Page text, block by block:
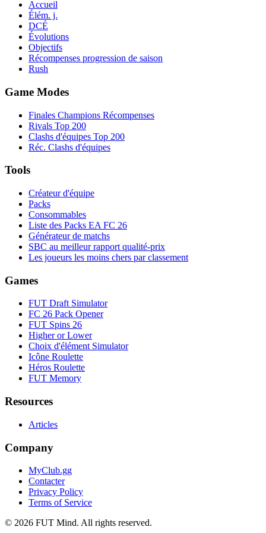
Accueil
Élém. j.
DCÉ
Évolutions
Objectifs
Récompenses progression de saison
Rush
Game Modes
Finales Champions Récompenses
Rivals Top 200
Clashs d'équipes Top 200
Réc. Clashs d'équipes
Tools
Créateur d'équipe
Packs
Consommables
Liste des Packs EA FC 26
Générateur de matchs
SBC au meilleur rapport qualité-prix
Les joueurs les moins chers par classement
Games
FUT Draft Simulator
FC 26 Pack Opener
FUT Spins 26
Higher or Lower
Choix d'élément Simulator
Icône Roulette
Héros Roulette
FUT Memory
Resources
Articles
Company
MyClub.gg
Contacter
Privacy Policy
Terms of Service
© 2026 FUT Mind. All rights reserved.